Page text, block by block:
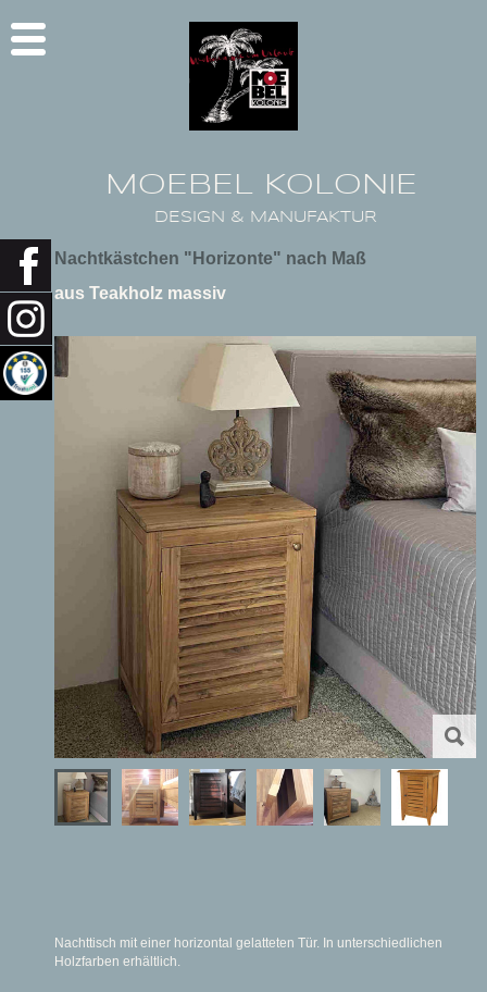
MOEBEL KOLONIE
DESIGN & MANUFAKTUR
Nachtkästchen "Horizonte" nach Maß
aus Teakholz massiv
Nachttisch mit einer horizontal gelatteten Tür. In unterschiedlichen
Holzfarben erhältlich.